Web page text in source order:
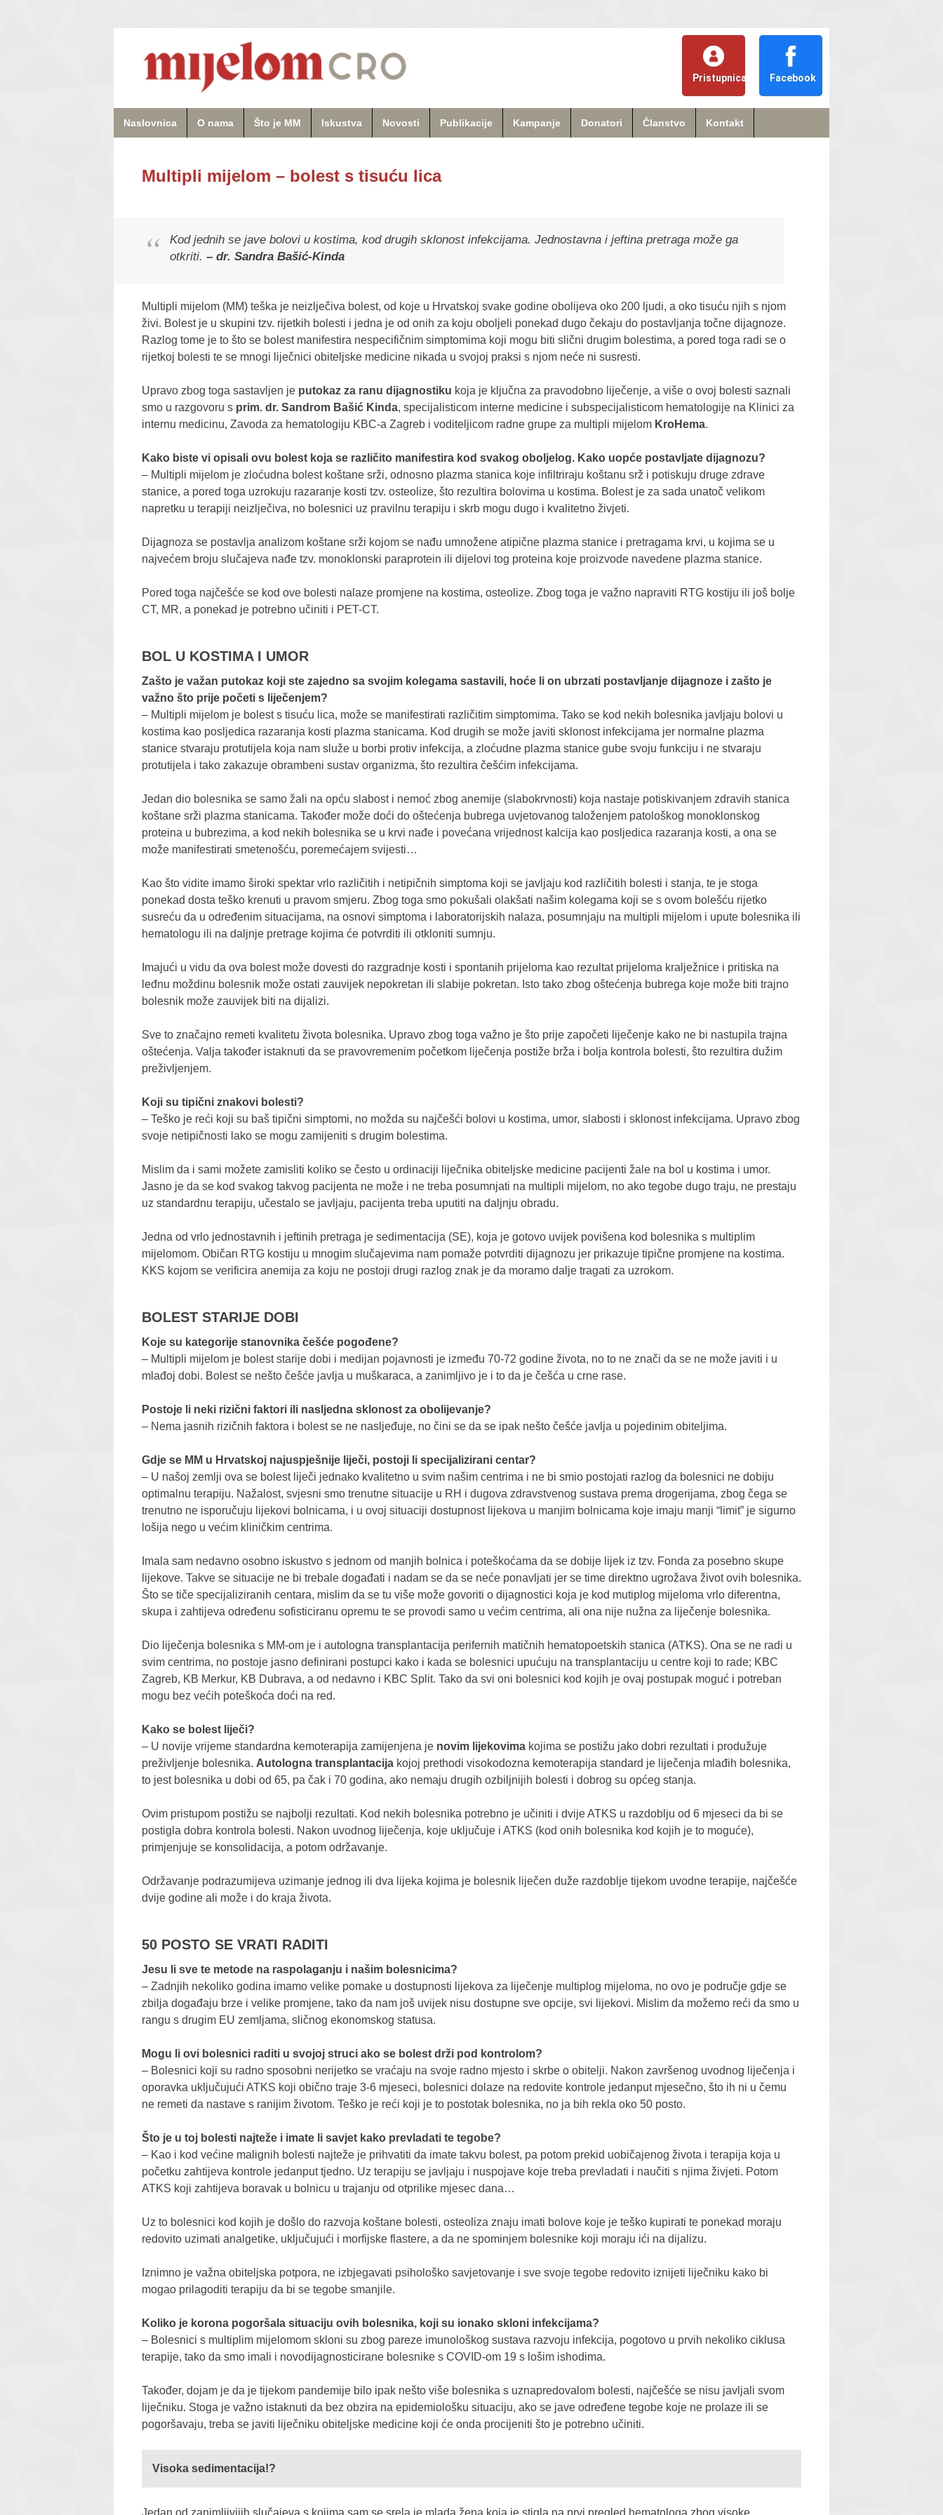
Pristupnica Facebook
Naslovnica O nama Što je MM Iskustva Novosti Publikacije Kampanje Donatori Članstvo Kontakt
Multipli mijelom – bolest s tisuću lica
Kod jednih se jave bolovi u kostima, kod drugih sklonost infekcijama. Jednostavna i jeftina pretraga može ga
otkriti. – dr. Sandra Bašić-Kinda
Multipli mijelom (MM) teška je neizlječiva bolest, od koje u Hrvatskoj svake godine obolijeva oko 200 ljudi, a oko tisuću njih s njom
živi. Bolest je u skupini tzv. rijetkih bolesti i jedna je od onih za koju oboljeli ponekad dugo čekaju do postavljanja točne dijagnoze.
Razlog tome je to što se bolest manifestira nespecifičnim simptomima koji mogu biti slični drugim bolestima, a pored toga radi se o
rijetkoj bolesti te se mnogi liječnici obiteljske medicine nikada u svojoj praksi s njom neće ni susresti.
Upravo zbog toga sastavljen je putokaz za ranu dijagnostiku koja je ključna za pravodobno liječenje, a više o ovoj bolesti saznali
smo u razgovoru s prim. dr. Sandrom Bašić Kinda, specijalisticom interne medicine i subspecijalisticom hematologije na Klinici za
internu medicinu, Zavoda za hematologiju KBC-a Zagreb i voditeljicom radne grupe za multipli mijelom KroHema.
Kako biste vi opisali ovu bolest koja se različito manifestira kod svakog oboljelog. Kako uopće postavljate dijagnozu?
–​ Multipli mijelom je zloćudna bolest koštane srži, odnosno plazma stanica koje infiltriraju koštanu srž i potiskuju druge zdrave
stanice, a pored toga uzrokuju razaranje kosti tzv. osteolize, što rezultira bolovima u kostima. Bolest je za sada unatoč velikom
napretku u terapiji neizlječiva, no bolesnici uz pravilnu terapiju i skrb mogu dugo i kvalitetno živjeti.
Dijagnoza se postavlja analizom koštane srži kojom se nađu umnožene atipične plazma stanice i pretragama krvi, u kojima se u
najvećem broju slučajeva nađe tzv. monoklonski paraprotein ili dijelovi tog proteina koje proizvode navedene plazma stanice.
Pored toga najčešće se kod ove bolesti nalaze promjene na kostima, osteolize. Zbog toga je važno napraviti RTG kostiju ili još bolje
CT, MR, a ponekad je potrebno učiniti i PET-CT.
BOL U KOSTIMA I UMOR
Zašto je važan putokaz koji ste zajedno sa svojim kolegama sastavili, hoće li on ubrzati postavljanje dijagnoze i zašto je
važno što prije početi s liječenjem?
–​ Multipli mijelom je bolest s tisuću lica, može se manifestirati različitim simptomima. Tako se kod nekih bolesnika javljaju bolovi u
kostima kao posljedica razaranja kosti plazma stanicama. Kod drugih se može javiti sklonost infekcijama jer normalne plazma
stanice stvaraju protutijela koja nam služe u borbi protiv infekcija, a zloćudne plazma stanice gube svoju funkciju i ne stvaraju
protutijela i tako zakazuje obrambeni sustav organizma, što rezultira češćim infekcijama.
Jedan dio bolesnika se samo žali na opću slabost i nemoć zbog anemije (slabokrvnosti) koja nastaje potiskivanjem zdravih stanica
koštane srži plazma stanicama. Također može doći do oštećenja bubrega uvjetovanog taloženjem patološkog monoklonskog
proteina u bubrezima, a kod nekih bolesnika se u krvi nađe i povećana vrijednost kalcija kao posljedica razaranja kosti, a ona se
može manifestirati smetenošću, poremećajem svijesti…
Kao što vidite imamo široki spektar vrlo različitih i netipičnih simptoma koji se javljaju kod različitih bolesti i stanja, te je stoga
ponekad dosta teško krenuti u pravom smjeru. Zbog toga smo pokušali olakšati našim kolegama koji se s ovom bolešću rijetko
susreću da u određenim situacijama, na osnovi simptoma i laboratorijskih nalaza, posumnjaju na multipli mijelom i upute bolesnika ili
hematologu ili na daljnje pretrage kojima će potvrditi ili otkloniti sumnju.
Imajući u vidu da ova bolest može dovesti do razgradnje kosti i spontanih prijeloma kao rezultat prijeloma kralježnice i pritiska na
leđnu moždinu bolesnik može ostati zauvijek nepokretan ili slabije pokretan. Isto tako zbog oštećenja bubrega koje može biti trajno
bolesnik može zauvijek biti na dijalizi.
Sve to značajno remeti kvalitetu života bolesnika. Upravo zbog toga važno je što prije započeti liječenje kako ne bi nastupila trajna
oštećenja. Valja također istaknuti da se pravovremenim početkom liječenja postiže brža i bolja kontrola bolesti, što rezultira dužim
preživljenjem.
Koji su tipični znakovi bolesti?
– Teško je reći koji su baš tipični simptomi, no možda su najčešći bolovi u kostima, umor, slabosti i sklonost infekcijama. Upravo zbog
svoje netipičnosti lako se mogu zamijeniti s drugim bolestima.
Mislim da i sami možete zamisliti koliko se često u ordinaciji liječnika obiteljske medicine pacijenti žale na bol u kostima i umor.
Jasno je da se kod svakog takvog pacijenta ne može i ne treba posumnjati na multipli mijelom, no ako tegobe dugo traju, ne prestaju
uz standardnu terapiju, učestalo se javljaju, pacijenta treba uputiti na daljnju obradu.
Jedna od vrlo jednostavnih i jeftinih pretraga je sedimentacija (SE), koja je gotovo uvijek povišena kod bolesnika s multiplim
mijelomom. Običan RTG kostiju u mnogim slučajevima nam pomaže potvrditi dijagnozu jer prikazuje tipične promjene na kostima.
KKS kojom se verificira anemija za koju ne postoji drugi razlog znak je da moramo dalje tragati za uzrokom.
BOLEST STARIJE DOBI
Koje su kategorije stanovnika češće pogođene?
–​ Multipli mijelom je bolest starije dobi i medijan pojavnosti je između 70-72 godine života, no to ne znači da se ne može javiti i u
mlađoj dobi. Bolest se nešto češće javlja u muškaraca, a zanimljivo je i to da je češća u crne rase.
Postoje li neki rizični faktori ili nasljedna sklonost za obolijevanje?
– Nema jasnih rizičnih faktora i bolest se ne nasljeđuje, no čini se da se ipak nešto češće javlja u pojedinim obiteljima.
Gdje se MM u Hrvatskoj najuspješnije liječi, postoji li specijalizirani centar?
– U našoj zemlji ova se bolest liječi jednako kvalitetno u svim našim centrima i ne bi smio postojati razlog da bolesnici ne dobiju
optimalnu terapiju. Nažalost, svjesni smo trenutne situacije u RH i dugova zdravstvenog sustava prema drogerijama, zbog čega se
trenutno ne isporučuju lijekovi bolnicama, i u ovoj situaciji dostupnost lijekova u manjim bolnicama koje imaju manji “limit” je sigurno
lošija nego u većim kliničkim centrima.
Imala sam nedavno osobno iskustvo s jednom od manjih bolnica i poteškoćama da se dobije lijek iz tzv. Fonda za posebno skupe
lijekove. Takve se situacije ne bi trebale događati i nadam se da se neće ponavljati jer se time direktno ugrožava život ovih bolesnika.
Što se tiče specijaliziranih centara, mislim da se tu više može govoriti o dijagnostici koja je kod mutiplog mijeloma vrlo diferentna,
skupa i zahtijeva određenu sofisticiranu opremu te se provodi samo u većim centrima, ali ona nije nužna za liječenje bolesnika.
Dio liječenja bolesnika s MM-om je i autologna transplantacija perifernih matičnih hematopoetskih stanica (ATKS). Ona se ne radi u
svim centrima, no postoje jasno definirani postupci kako i kada se bolesnici upućuju na transplantaciju u centre koji to rade; KBC
Zagreb, KB Merkur, KB Dubrava, a od nedavno i KBC Split. Tako da svi oni bolesnici kod kojih je ovaj postupak moguć i potreban
mogu bez većih poteškoća doći na red.
Kako se bolest liječi?
– U novije vrijeme standardna kemoterapija zamijenjena je novim lijekovima kojima se postižu jako dobri rezultati i produžuje
preživljenje bolesnika. Autologna transplantacija kojoj prethodi visokodozna kemoterapija standard je liječenja mlađih bolesnika,
to jest bolesnika u dobi od 65, pa čak i 70 godina, ako nemaju drugih ozbiljnijih bolesti i dobrog su općeg stanja.
Ovim pristupom postižu se najbolji rezultati. Kod nekih bolesnika potrebno je učiniti i dvije ATKS u razdoblju od 6 mjeseci da bi se
postigla dobra kontrola bolesti. Nakon uvodnog liječenja, koje uključuje i ATKS (kod onih bolesnika kod kojih je to moguće),
primjenjuje se konsolidacija, a potom održavanje.
Održavanje podrazumijeva uzimanje jednog ili dva lijeka kojima je bolesnik liječen duže razdoblje tijekom uvodne terapije, najčešće
dvije godine ali može i do kraja života.
50 POSTO SE VRATI RADITI
Jesu li sve te metode na raspolaganju i našim bolesnicima?
– Zadnjih nekoliko godina imamo velike pomake u dostupnosti lijekova za liječenje multiplog mijeloma, no ovo je područje gdje se
zbilja događaju brze i velike promjene, tako da nam još uvijek nisu dostupne sve opcije, svi lijekovi. Mislim da možemo reći da smo u
rangu s drugim EU zemljama, sličnog ekonomskog statusa.
Mogu li ovi bolesnici raditi u svojoj struci ako se bolest drži pod kontrolom?
– Bolesnici koji su ​radno sposobni nerijetko se vraćaju na svoje radno mjesto i skrbe o obitelji. Nakon završenog uvodnog liječenja i
oporavka uključujući ATKS koji obično traje 3-6 mjeseci, bolesnici dolaze na redovite kontrole jedanput mjesečno, što ih ni u čemu
ne remeti da nastave s ranijim životom. Teško je reći koji je to postotak bolesnika, no ja bih rekla oko 50 posto.
Što je u toj bolesti najteže i imate li savjet kako prevladati te tegobe?
– Kao i kod većine malignih bolesti najteže je prihvatiti da imate takvu bolest, pa potom prekid uobičajenog života i terapija koja u
početku zahtijeva kontrole jedanput tjedno. Uz terapiju se javljaju i nuspojave koje treba prevladati i naučiti s njima živjeti. Potom
ATKS koji zahtijeva boravak u bolnicu u trajanju od otprilike mjesec dana…
Uz to bolesnici kod kojih je došlo do razvoja koštane bolesti, osteoliza znaju imati bolove koje je teško kupirati te ponekad moraju
redovito uzimati analgetike, uključujući i morfijske flastere, a da ne spominjem bolesnike koji moraju ići na dijalizu.
Iznimno je važna obiteljska potpora, ne izbjegavati psihološko savjetovanje i sve svoje tegobe redovito iznijeti liječniku kako bi
mogao prilagoditi terapiju da bi se tegobe smanjile.
Koliko je korona pogoršala situaciju ovih bolesnika, koji su ionako skloni infekcijama?
– Bolesnici s multiplim mijelomom skloni su zbog pareze imunološkog sustava razvoju infekcija, pogotovo u prvih nekoliko ciklusa
terapije, tako da smo imali i novodijagnosticirane bolesnike s COVID-om 19 s lošim ishodima.
Također, dojam je da je tijekom pandemije bilo ipak nešto više bolesnika s uznapredovalom bolesti, najčešće se nisu javljali svom
liječniku. Stoga je važno istaknuti da bez obzira na epidemiološku situaciju, ako se jave određene tegobe koje ne prolaze ili se
pogoršavaju, treba se javiti liječniku obiteljske medicine koji će onda procijeniti što je potrebno učiniti.
Visoka sedimentacija!?
Jedan od zanimljivijih slučajeva s kojima sam se srela je mlada žena koja je stigla na prvi pregled hematologa zbog visoke